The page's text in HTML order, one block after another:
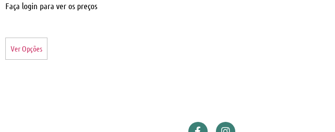
Faça login para ver os preços
Ver Opções